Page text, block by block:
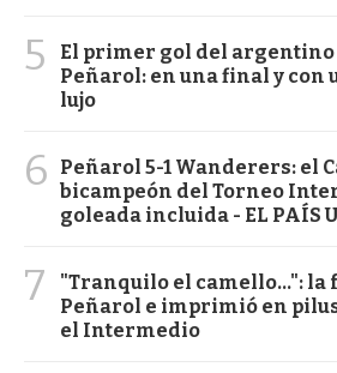
5
El primer gol del argentino
Peñarol: en una final y con
lujo
6
Peñarol 5-1 Wanderers: el
bicampeón del Torneo
goleada incluida - EL PAÍS
7
"Tranquilo el camello...": la
Peñarol e imprimió en
el Intermedio